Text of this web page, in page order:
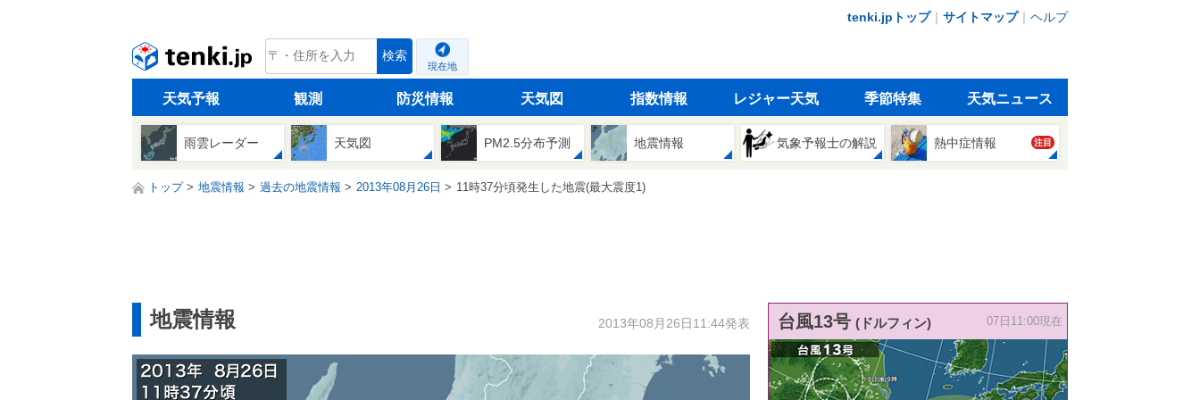
tenki.jpトップ｜ サイトマップ｜ ヘルプ
tenki.jp 検索
現在地
天気予報 観測 防災情報 天気図 指数情報 レジャー天気 季節特集 天気ニュース
雨雲レーダー 天気図 PM2.5分布予測 地震情報 気象予報士の解説 熱中症情報 注目
トップ 地震情報 過去の地震情報 2013年08月26日 11時37分頃発生した地震(最大震度1)
地震情報 2013年08月26日11:44発表 台風13号 (ドルフィン) 07日11:00現在